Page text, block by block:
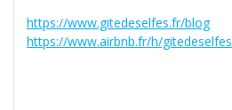
https://www.gitedeselfes.fr/blog
https://www.airbnb.fr/h/gitedeselfes